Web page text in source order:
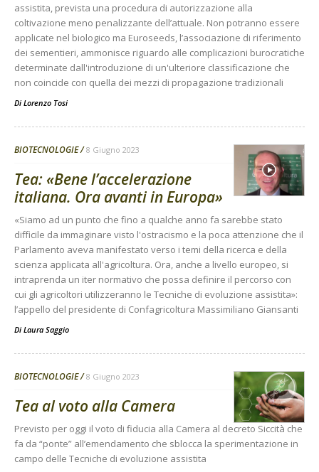
assistita, prevista una procedura di autorizzazione alla
coltivazione meno penalizzante dell’attuale. Non potranno essere
applicate nel biologico ma Euroseeds, l’associazione di riferimento
dei sementieri, ammonisce riguardo alle complicazioni burocratiche
determinate dall'introduzione di un'ulteriore classificazione che
non coincide con quella dei mezzi di propagazione tradizionali
Di Lorenzo Tosi
BIOTECNOLOGIE 8 Giugno 2023
Tea: «Bene l’accelerazione
italiana. Ora avanti in Europa»
«Siamo ad un punto che fino a qualche anno fa sarebbe stato
difficile da immaginare visto l'ostracismo e la poca attenzione che il
Parlamento aveva manifestato verso i temi della ricerca e della
scienza applicata all'agricoltura. Ora, anche a livello europeo, si
intraprenda un iter normativo che possa definire il percorso con
cui gli agricoltori utilizzeranno le Tecniche di evoluzione assistita»:
l’appello del presidente di Confagricoltura Massimiliano Giansanti
Di Laura Saggio
BIOTECNOLOGIE 8 Giugno 2023
Tea al voto alla Camera
Previsto per oggi il voto di fiducia alla Camera al decreto Siccità che
fa da “ponte” all’emendamento che sblocca la sperimentazione in
campo delle Tecniche di evoluzione assistita